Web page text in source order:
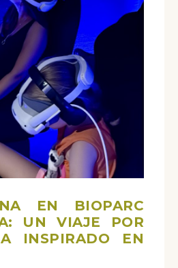
EN BIOPARC
UN VIAJE POR
INSPIRADO EN